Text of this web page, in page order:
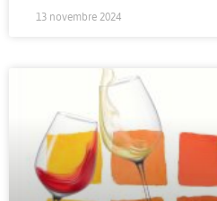
13 novembre 2024